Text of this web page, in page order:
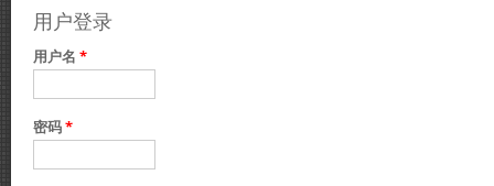
用户登录
用户名 *
密码*